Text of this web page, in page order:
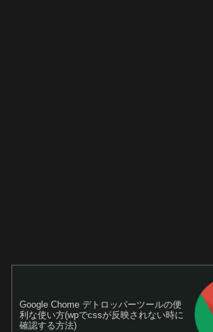
Google Chome デトロッパーツールの便
利な使い方(wpでcssが反映されない時に
確認する方法)